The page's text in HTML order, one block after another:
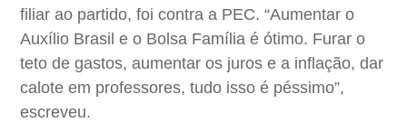
filiar ao partido, foi contra a PEC. “Aumentar o
Auxílio Brasil e o Bolsa Família é ótimo. Furar o
teto de gastos, aumentar os juros e a inflação, dar
calote em professores, tudo isso é péssimo”,
escreveu.